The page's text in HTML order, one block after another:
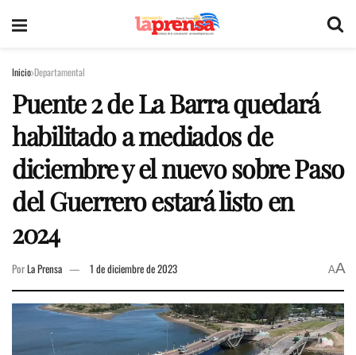
Inicio Departamental
Puente 2 de La Barra quedará
habilitado a mediados de
diciembre y el nuevo sobre Paso
del Guerrero estará listo en
2024
PorLa Prensa 1 de diciembre de 2023 AA